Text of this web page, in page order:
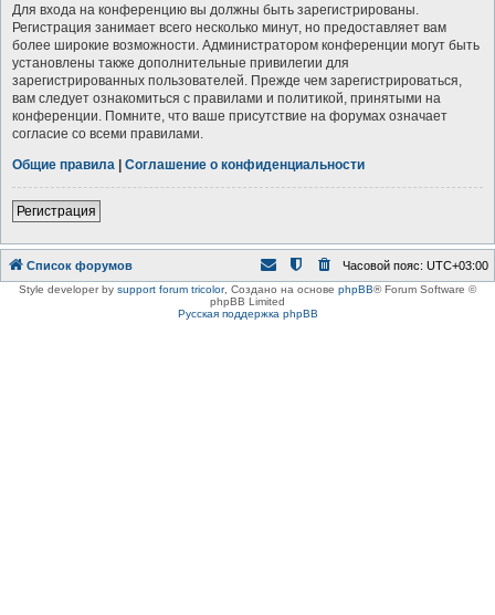
Для входа на конференцию вы должны быть зарегистрированы.
Регистрация занимает всего несколько минут, но предоставляет вам
более широкие возможности. Администратором конференции могут быть
установлены также дополнительные привилегии для
зарегистрированных пользователей. Прежде чем зарегистрироваться,
вам следует ознакомиться с правилами и политикой, принятыми на
конференции. Помните, что ваше присутствие на форумах означает
согласие со всеми правилами.
Общие правила | Соглашение о конфиденциальности
Регистрация
Список форумов Часовой пояс: UTC+03:00
Style developer by support forum tricolor, Создано на основе phpBB® Forum Software ©
phpBB Limited
Русская поддержка phpBB